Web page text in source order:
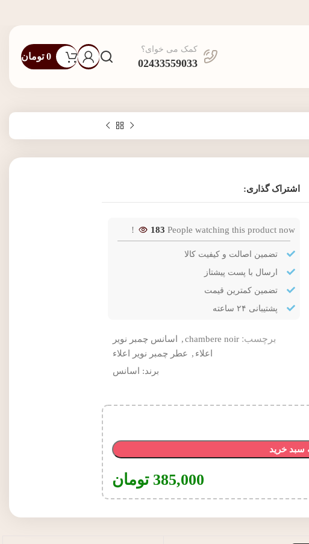
کمک می خوای؟
02433559033
0 تومان
اشتراک گذاری:
183 People watching this product now!
تضمین اصالت و کیفیت کالا
ارسال با پست پیشتاز
تضمین کمترین قیمت
پشتیبانی ۲۴ ساعته
برچسب: chambere noir
,
اسانس چمبر نویر
اعلاء , عطر چمبر نویر اعلاء
برند:
اسانس
سبد خرید
385,000 تومان